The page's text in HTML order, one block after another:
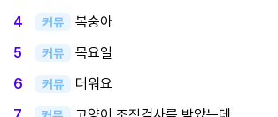
4 커뮤 복숭아
5 커뮤 목요일
6 커뮤 더워요